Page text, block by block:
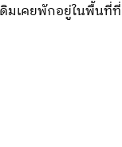
ดิมเคยพักอยู่ในพื้นที่